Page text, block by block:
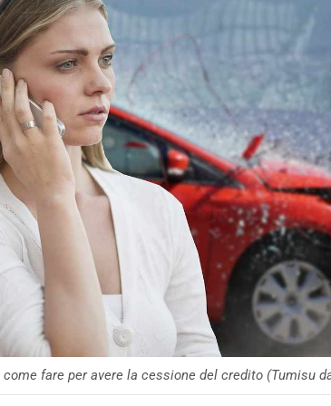
come fare per avere la cessione del credito (Tumisu